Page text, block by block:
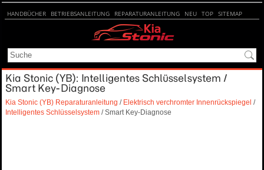
HANDBÜCHER BETRIEBSANLEITUNG REPARATURANLEITUNG NEU TOP SITEMAP
Kia Stonic (YB): Intelligentes Schlüsselsystem /
Smart Key-Diagnose
Kia Stonic (YB) Reparaturanleitung / Elektrisch verchromter Innenrückspiegel /
Intelligentes Schlüsselsystem / Smart Key-Diagnose